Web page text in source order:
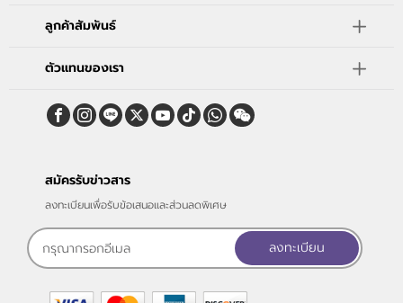
ลูกค้าสัมพันธ์
ตัวแทนของเรา
สมัครรับข่าวสาร
ลงทะเบียนเพื่อรับข้อเสนอและส่วนลดพิเศษ
ลงทะเบียน